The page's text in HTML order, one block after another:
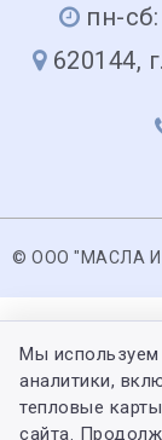
пн-
620144,
© ООО "МАСЛА
Мы используем
аналитики,
тепловые
сайта.